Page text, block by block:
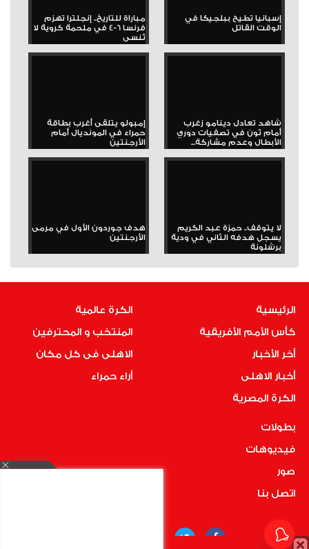
إسبانيا تطيح ببلجيكا في
الوقت القاتل
مباراة للتاريخ.. إنجلترا تهزم
فرنسا 6-4 في ملحمة كروية لا
تُنسى
شاهد تعادل دينامو زغرب
أمام ثون في تصفيات دوري
الأبطال وعدم مشاركة...
إمبولو يتلقى أغرب بطاقة
حمراء في المونديال أمام
الأرجنتين
لا يتوقف.. حمزة عبد الكريم
يسجل هدفه الثاني في ودية
برشلونة
هدف جوردون الأول في مرمى
الأرجنتين
الرئيسية
كأس الأمم الأفريقية
أخر الأخبار
أخبار الاهلى
الكرة المصرية
الكرة عالمية
المنتخب و المحترفين
الاهلى فى كل مكان
أراء حمراء
بطولات
فيديوهات
صور
اتصل بنا